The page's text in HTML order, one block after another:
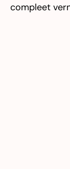
compleet